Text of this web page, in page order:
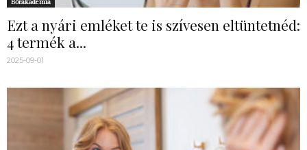
Ezt a nyári emléket te is szívesen eltüntetnéd:
4 termék a...
2025-09-01